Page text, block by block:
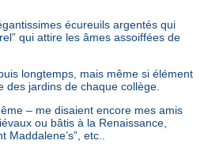
écureuils argentés qui
qui attire les âmes assoiffées de
longtemps, mais même si élément
des jardins de chaque collège.
– me disaient encore mes amis
ou bâtis à la Renaissance,
etc..